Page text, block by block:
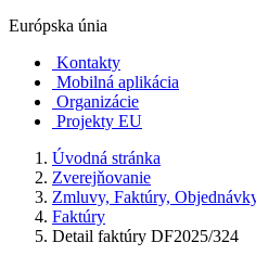
Európska únia
Kontakty
Mobilná aplikácia
Organizácie
Projekty EU
Úvodná stránka
Zverejňovanie
Zmluvy, Faktúry,
Faktúry
Detail faktúry DF2025/324